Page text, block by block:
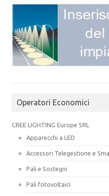
Operatori Economici
CREE LIGHTING Europe SRL
Apparecchi a LED
Accessori Telegestione e
Pali e Sostegni
Pali fotovoltaici